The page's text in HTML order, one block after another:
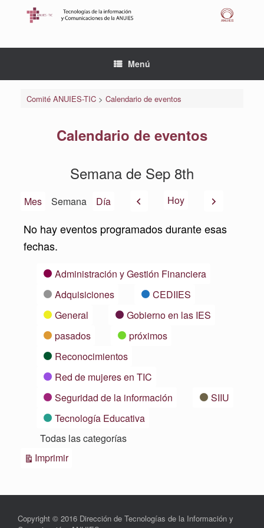
Menú
Comité ANUIES-TIC> Calendario de eventos
Calendario de eventos
Semana de Sep 8th
Mes Semana Día AnteriorHoy Siguiente
No hay eventos programados durante esas
fechas.
CategoríasAdministración y Gestión Financiera
Adquisiciones
CEDIIES
General
Gobierno en las IES
pasados
próximos
Reconocimientos
Red de mujeres en TIC
Seguridad de la información
SIIU
Tecnología Educativa
Todas las categorías
ImprimirVistas
Copyright © 2016 Dirección de Tecnologías de la Información y